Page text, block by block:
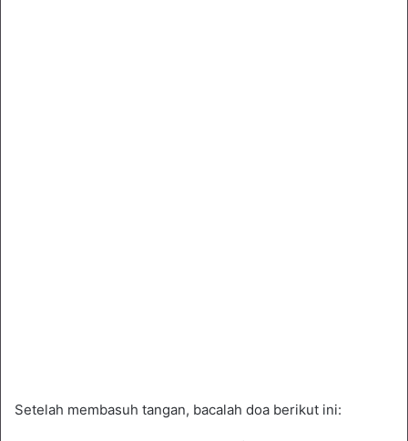
Setelah membasuh tangan, bacalah doa berikut ini: